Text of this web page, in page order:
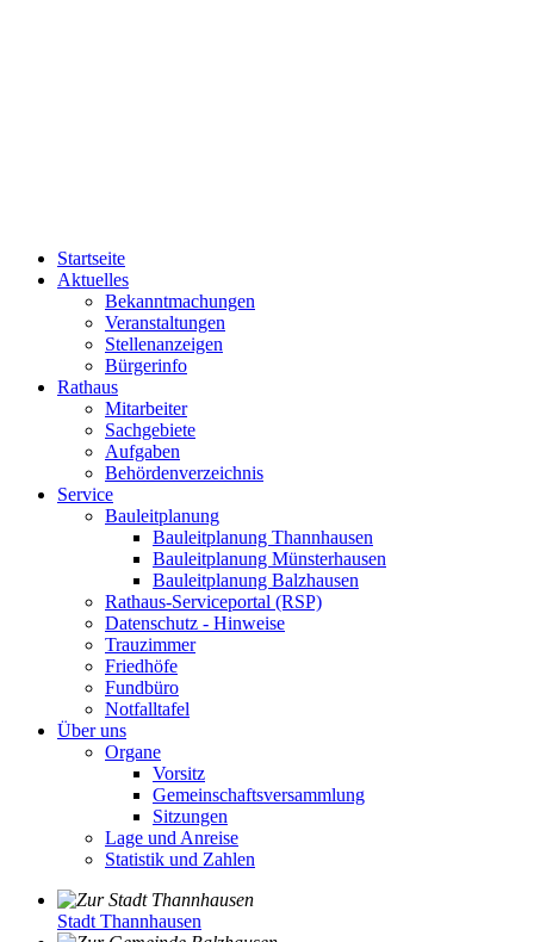
Startseite
Aktuelles
Bekanntmachungen
Veranstaltungen
Stellenanzeigen
Bürgerinfo
Rathaus
Mitarbeiter
Sachgebiete
Aufgaben
Behördenverzeichnis
Service
Bauleitplanung
Bauleitplanung Thannhausen
Bauleitplanung Münsterhausen
Bauleitplanung Balzhausen
Rathaus-Serviceportal (RSP)
Datenschutz - Hinweise
Trauzimmer
Friedhöfe
Fundbüro
Notfalltafel
Über uns
Organe
Vorsitz
Gemeinschaftsversammlung
Sitzungen
Lage und Anreise
Statistik und Zahlen
Stadt Thannhausen